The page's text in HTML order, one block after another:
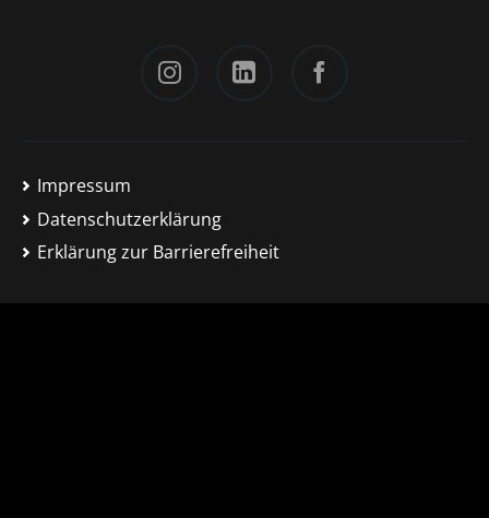
Impressum
Datenschutzerklärung
Erklärung zur Barrierefreiheit